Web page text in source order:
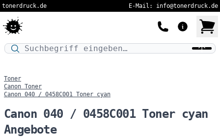
tonerdruck.de E-Mail: info@tonerdruck.de
Druckermodell oder Produktnamen eingeben…
Toner
Canon Toner
Canon 040 / 0458C001 Toner cyan
Canon 040 / 0458C001 Toner cyan
Angebote